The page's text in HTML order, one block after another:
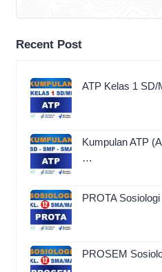
Recent Post
ATP Kelas 1 SD/
Kumpulan ATP
…
PROTA
PROSEM